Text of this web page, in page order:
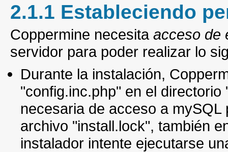
2.1.1 Estableciendo
Coppermine necesita acceso de
servidor para poder realizar lo
Durante la instalación,
"config.inc.php" en el
necesaria de acceso a
archivo "install.lock", también
instalador intente ejecutarse